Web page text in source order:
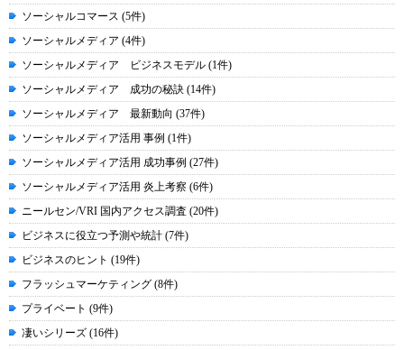
ソーシャルコマース (5件)
ソーシャルメディア (4件)
ソーシャルメディア ビジネスモデル (1件)
ソーシャルメディア 成功の秘訣 (14件)
ソーシャルメディア 最新動向 (37件)
ソーシャルメディア活用 事例 (1件)
ソーシャルメディア活用 成功事例 (27件)
ソーシャルメディア活用 炎上考察 (6件)
ニールセン/VRI 国内アクセス調査 (20件)
ビジネスに役立つ予測や統計 (7件)
ビジネスのヒント (19件)
フラッシュマーケティング (8件)
プライベート (9件)
凄いシリーズ (16件)